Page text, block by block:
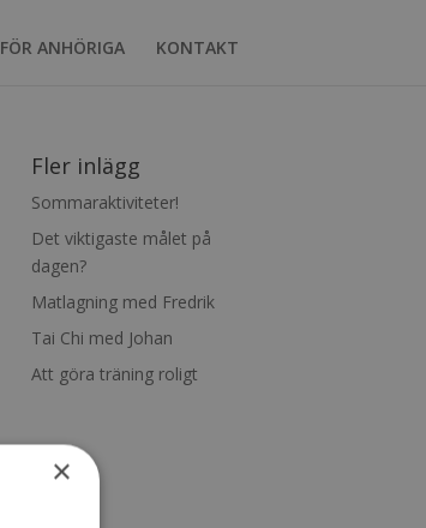
FÖR ANHÖRIGA KONTAKT
Fler inlägg
Sommaraktiviteter!
Det viktigaste målet på
dagen?
Matlagning med Fredrik
Tai Chi med Johan
Att göra träning roligt
×